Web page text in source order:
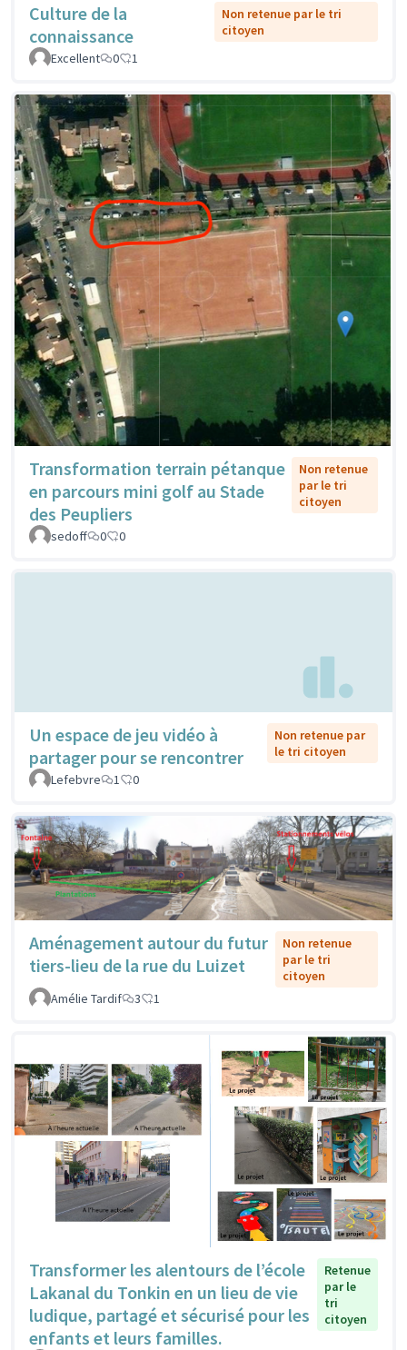
Culture de la
connaissance
Non retenue par le tri
citoyen
Excellent
0 1
Transformation terrain pétanque
en parcours mini golf au Stade
des Peupliers
Non retenue
par le tri
citoyen
sedoff 0 0
Un espace de jeu vidéo à
partager pour se rencontrer
Non retenue par
le tri citoyen
Lefebvre
1 0
Aménagement autour du futur
tiers-lieu de la rue du Luizet
Non retenue
par le tri
citoyen
Amélie Tardif
3 1
Transformer les alentours de l’école
Lakanal du Tonkin en un lieu de vie
ludique, partagé et sécurisé pour les
enfants et leurs familles.
Retenue
par le
tri
citoyen